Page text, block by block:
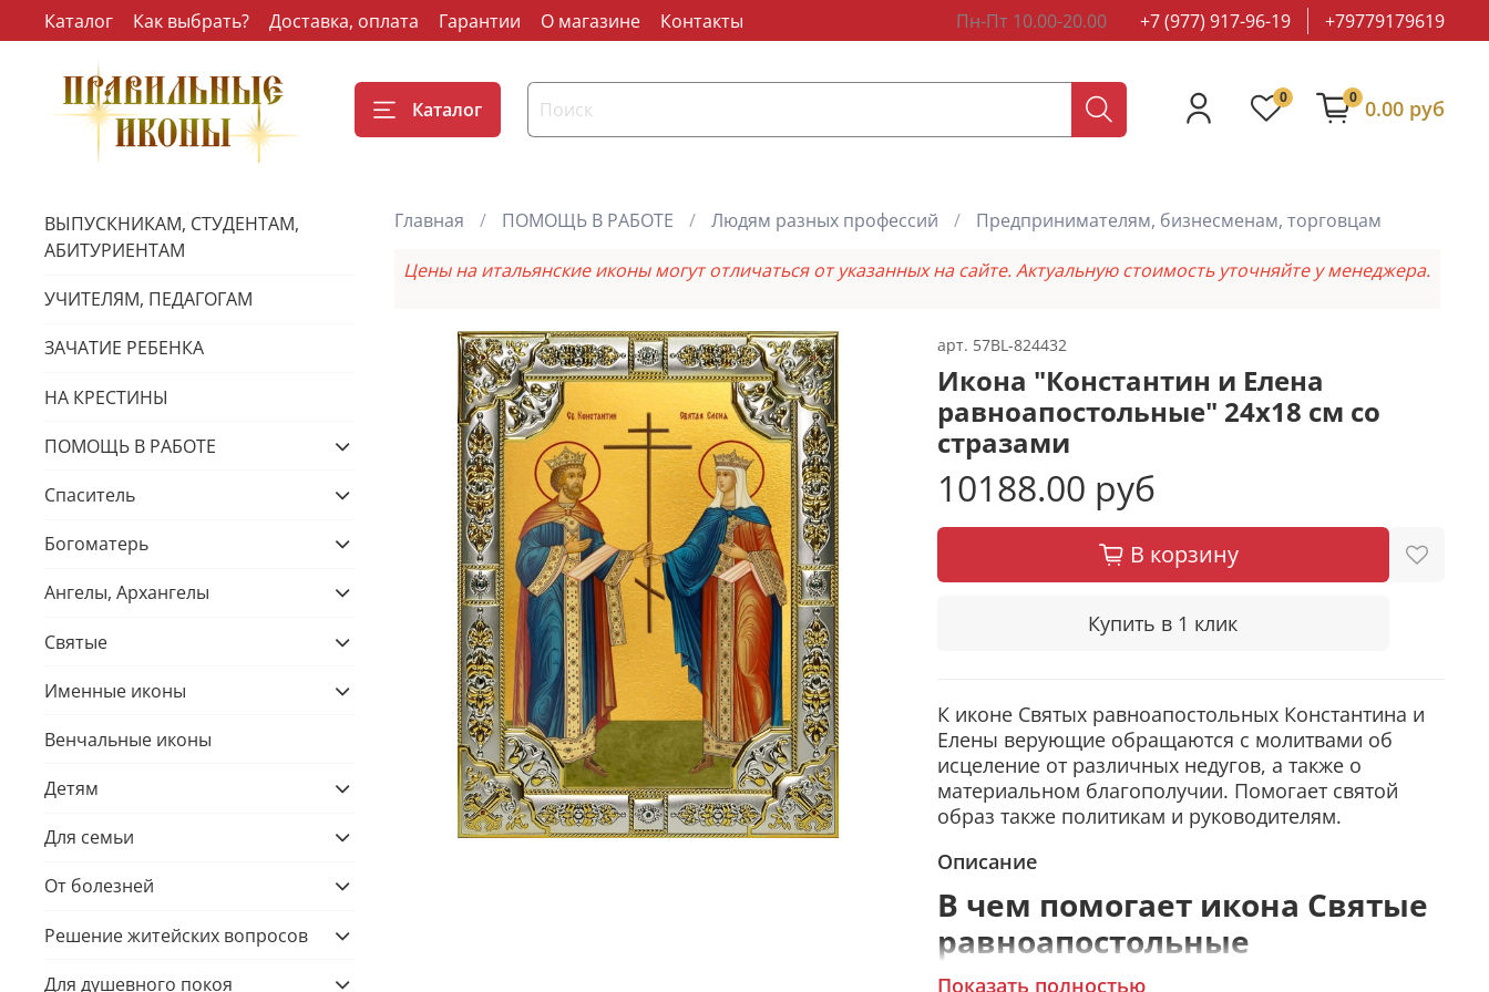
Каталог Как выбрать? Доставка, оплата Гарантии О магазине Контакты Пн-Пт 10.00-20.00 +7 (977) 917-96-19 +79779179619
Каталог
0 0 0.00 руб
Главная ПОМОЩЬ В РАБОТЕ Людям разных профессий Предпринимателям, бизнесменам, торговцам
Цены на итальянские иконы могут отличаться от указанных на сайте. Актуальную стоимость уточняйте у менеджера.
арт. 57BL-824432
Икона "Константин и Елена
равноапостольные" 24х18 см со
стразами
10188.00 руб
В корзину
Купить в 1 клик
К иконе Святых равноапостольных Константина и
Елены верующие обращаются с молитвами об
исцеление от различных недугов, а также о
материальном благополучии. Помогает святой
образ также политикам и руководителям.
Описание
В чем помогает икона Святые
равноапостольные
Константин и Елена
Показать полностью
ВЫПУСКНИКАМ, СТУДЕНТАМ,
АБИТУРИЕНТАМ
УЧИТЕЛЯМ, ПЕДАГОГАМ
ЗАЧАТИЕ РЕБЕНКА
НА КРЕСТИНЫ
ПОМОЩЬ В РАБОТЕ
Спаситель
Богоматерь
Ангелы, Архангелы
Святые
Именные иконы
Венчальные иконы
Детям
Для семьи
От болезней
Решение житейских вопросов
Для душевного покоя